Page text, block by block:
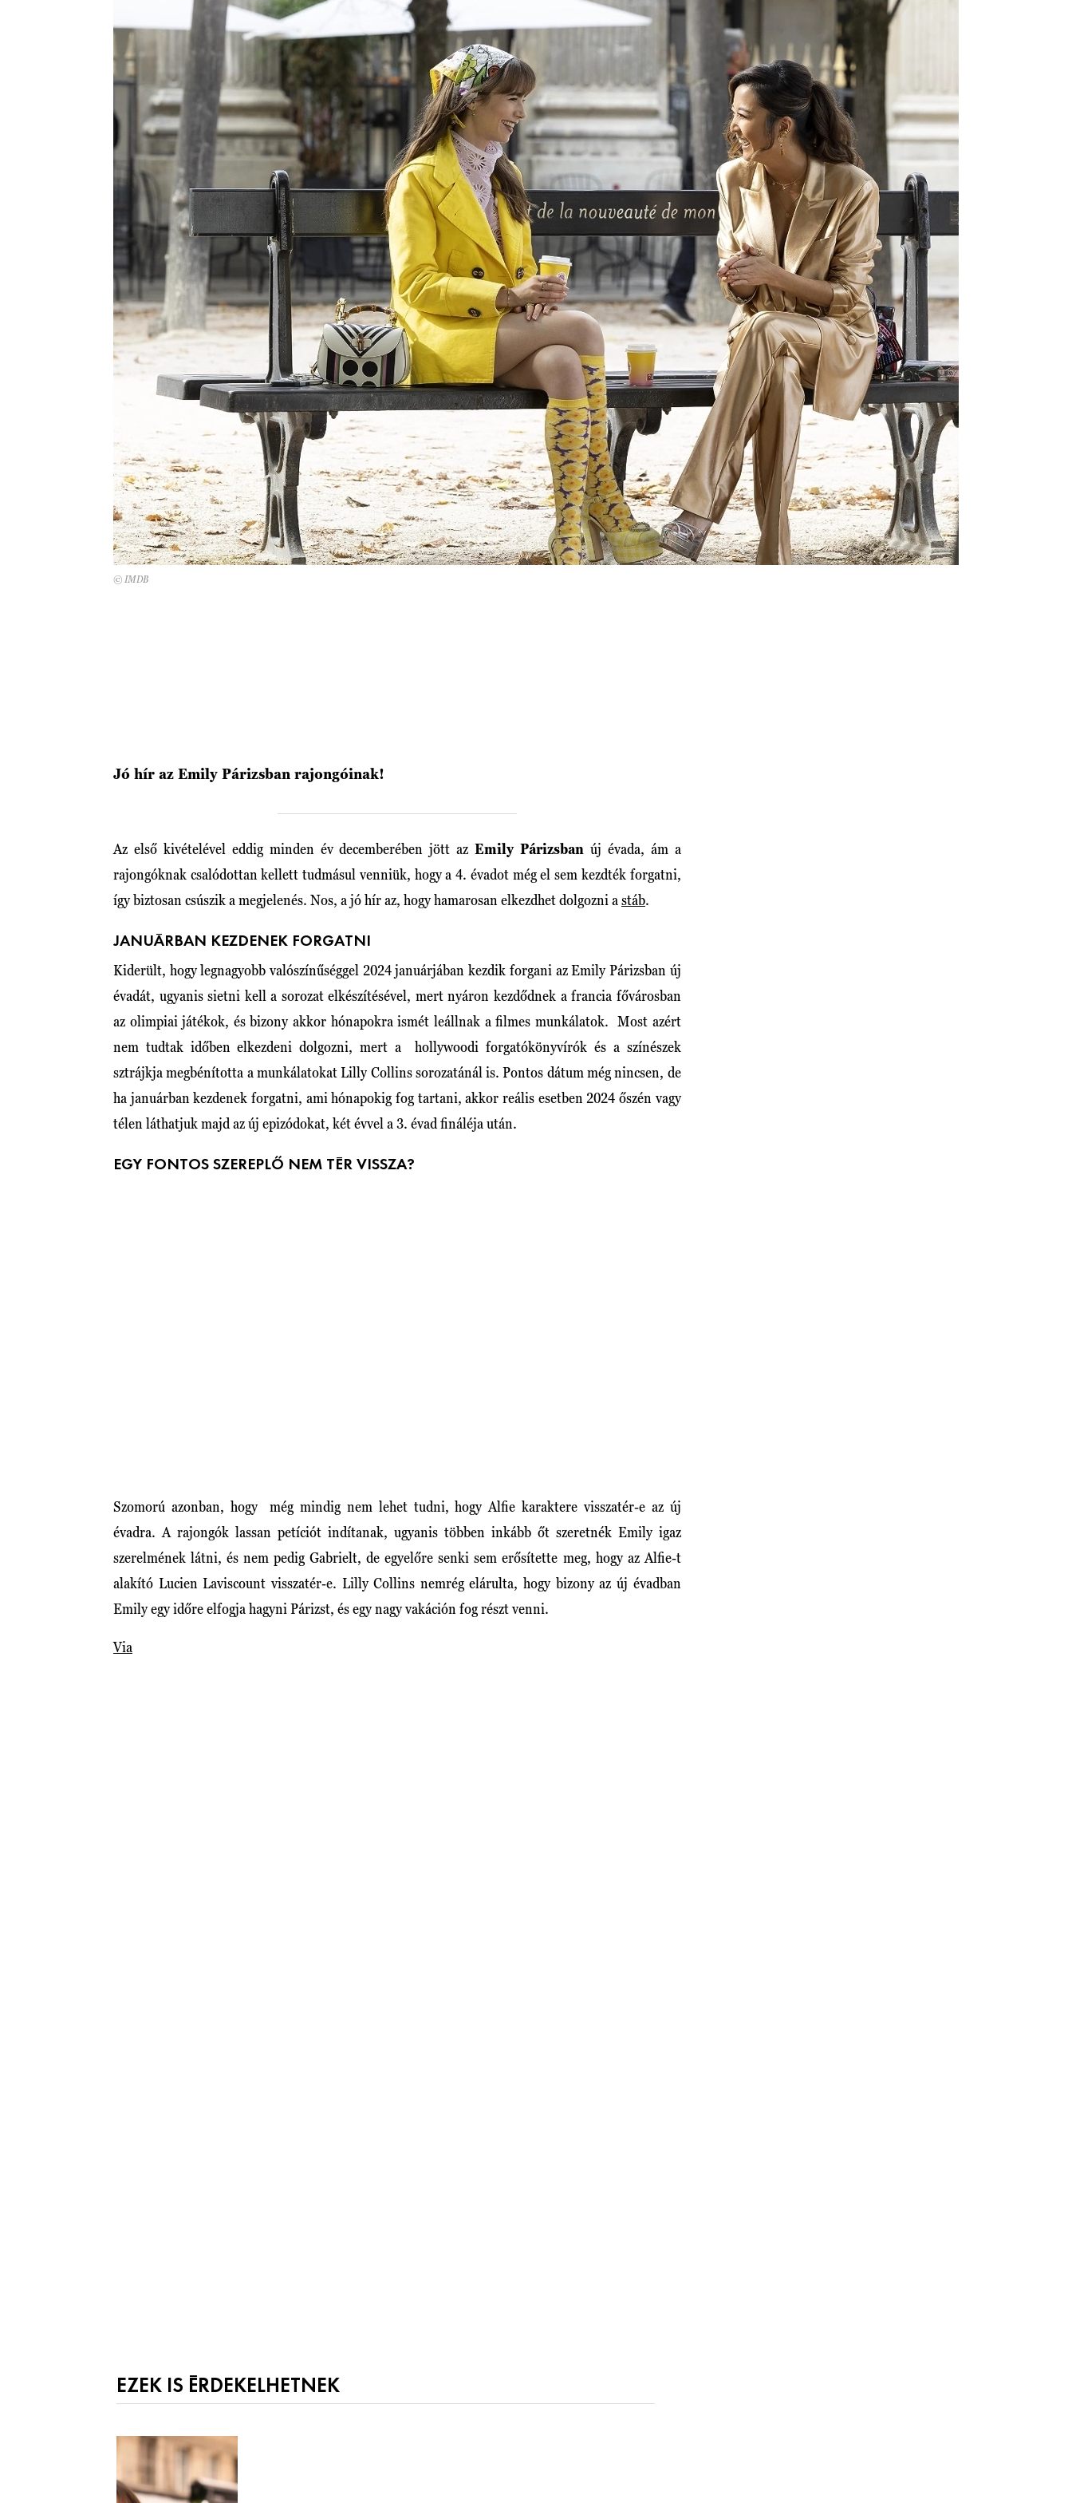
© IMDB
Jó hír az Emily Párizsban rajongóinak!
Az első kivételével eddig minden év decemberében jött azEmily Párizsban új évada, ám a
rajongóknak csalódottan kellett tudmásul venniük, hogy a 4. évadot még el sem kezdték forgatni,
így biztosan csúszik a megjelenés. Nos, a jó hír az, hogy hamarosan elkezdhet dolgozni a stáb.
JANUÁRBAN KEZDENEK FORGATNI
Kiderült, hogy legnagyobb valószínűséggel 2024 januárjában kezdik forgani az Emily Párizsban új
évadát, ugyanis sietni kell a sorozat elkészítésével, mert nyáron kezdődnek a francia fővárosban
az olimpiai játékok, és bizony akkor hónapokra ismét leállnak a filmes munkálatok. Most azért
nem tudtak időben elkezdeni dolgozni, mert a hollywoodi forgatókönyvírók és a színészek
sztrájkja megbénította a munkálatokat Lilly Collins sorozatánál is. Pontos dátum még nincsen, de
ha januárban kezdenek forgatni, ami hónapokig fog tartani, akkor reális esetben 2024 őszén vagy
télen láthatjuk majd az új epizódokat, két évvel a 3. évad fináléja után.
EGY FONTOS SZEREPLŐ NEM TÉR VISSZA?
Szomorú azonban, hogy még mindig nem lehet tudni, hogy Alfie karaktere visszatér-e az új
évadra. A rajongók lassan petíciót indítanak, ugyanis többen inkább őt szeretnék Emily igaz
szerelmének látni, és nem pedig Gabrielt, de egyelőre senki sem erősítette meg, hogy az Alfie-t
alakító Lucien Laviscount visszatér-e. Lilly Collins nemrég elárulta, hogy bizony az új évadban
Emily egy időre elfogja hagyni Párizst, és egy nagy vakáción fog részt venni.
Via
EZEK IS ÉRDEKELHETNEK